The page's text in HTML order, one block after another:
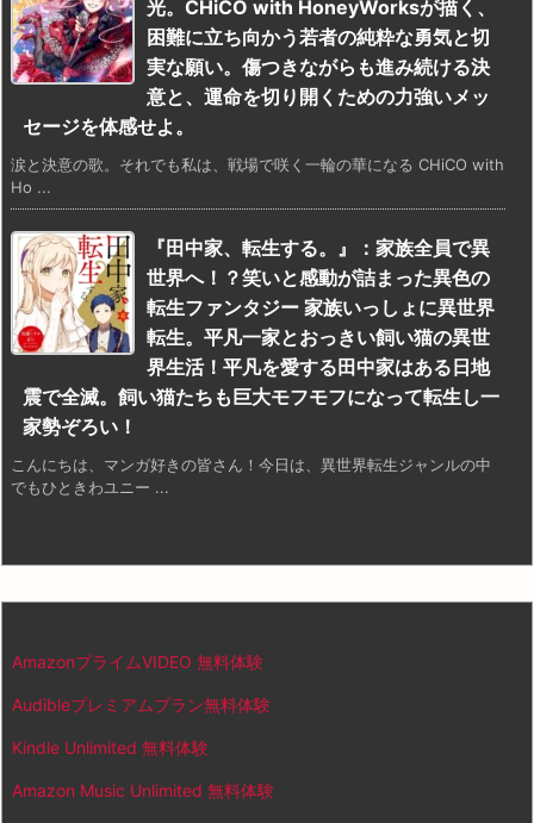
光。CHiCO with HoneyWorksが描く、
困難に立ち向かう若者の純粋な勇気と切
実な願い。傷つきながらも進み続ける決
意と、運命を切り開くための力強いメッ
セージを体感せよ。
涙と決意の歌。それでも私は、戦場で咲く一輪の華になる CHiCO with
Ho ...
『田中家、転生する。』：家族全員で異
世界へ！？笑いと感動が詰まった異色の
転生ファンタジー 家族いっしょに異世界
転生。平凡一家とおっきい飼い猫の異世
界生活！平凡を愛する田中家はある日地
震で全滅。飼い猫たちも巨大モフモフになって転生し一
家勢ぞろい！
こんにちは、マンガ好きの皆さん！今日は、異世界転生ジャンルの中
でもひときわユニー ...
AmazonプライムVIDEO 無料体験
Audibleプレミアムプラン無料体験
Kindle Unlimited 無料体験
Amazon Music Unlimited 無料体験